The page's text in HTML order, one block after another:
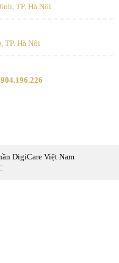
TP. Hà Nội
TP. Hà Nội
DigiCare Việt Nam